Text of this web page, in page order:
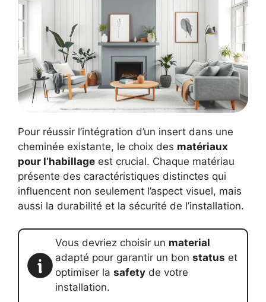
Pour réussir l’intégration d’un insert dans une
cheminée existante, le choix des matériaux
pour l’habillage est crucial. Chaque matériau
présente des caractéristiques distinctes qui
influencent non seulement l’aspect visuel, mais
aussi la durabilité et la sécurité de l’installation.
Vous devriez choisir un material
adapté pour garantir un bon status et
optimiser la safety de votre
installation.